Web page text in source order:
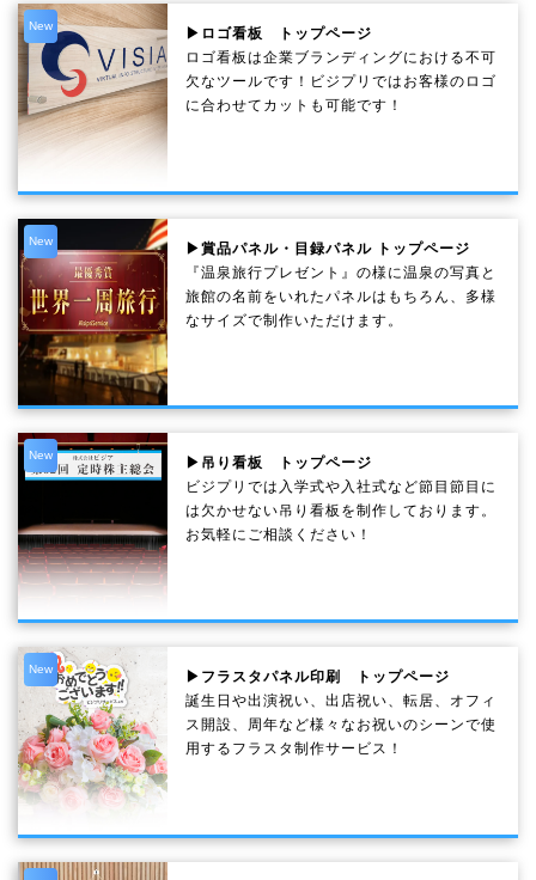
New
▶ロゴ看板 トップページ
ロゴ看板は企業ブランディングにおける不可
欠なツールです！ビジプリではお客様のロゴ
に合わせてカットも可能です！
New
▶賞品パネル・目録パネル トップページ
『温泉旅行プレゼント』の様に温泉の写真と
旅館の名前をいれたパネルはもちろん、多様
なサイズで制作いただけます。
New
▶吊り看板 トップページ
ビジプリでは入学式や入社式など節目節目に
は欠かせない吊り看板を制作しております。
お気軽にご相談ください！
New
▶フラスタパネル印刷 トップページ
誕生日や出演祝い、出店祝い、転居、オフィ
ス開設、周年など様々なお祝いのシーンで使
用するフラスタ制作サービス！